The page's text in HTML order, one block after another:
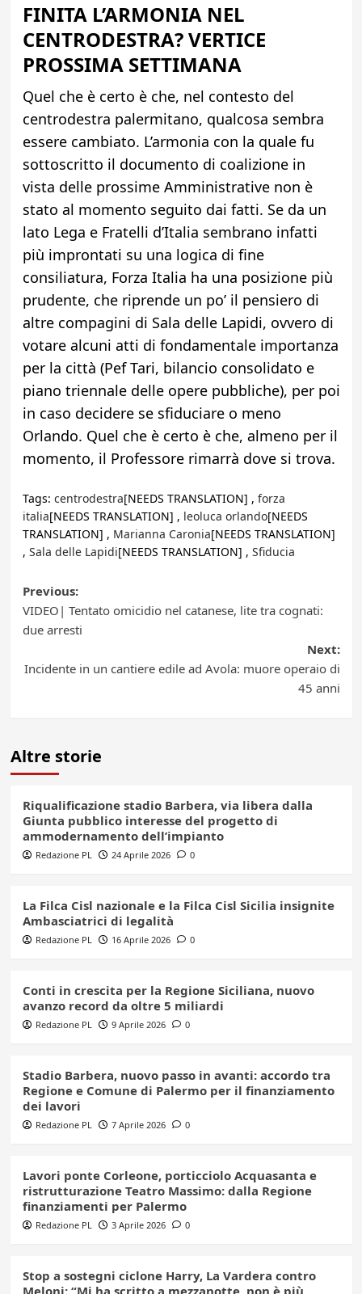
FINITA L’ARMONIA NEL
CENTRODESTRA? VERTICE
PROSSIMA SETTIMANA
Quel che è certo è che, nel contesto del
centrodestra palermitano, qualcosa sembra
essere cambiato. L’armonia con la quale fu
sottoscritto il documento di coalizione in
vista delle prossime Amministrative non è
stato al momento seguito dai fatti. Se da un
lato Lega e Fratelli d’Italia sembrano infatti
più improntati su una logica di fine
consiliatura, Forza Italia ha una posizione più
prudente, che riprende un po’ il pensiero di
altre compagini di Sala delle Lapidi, ovvero di
votare alcuni atti di fondamentale importanza
per la città (Pef Tari, bilancio consolidato e
piano triennale delle opere pubbliche), per poi
in caso decidere se sfiduciare o meno
Orlando. Quel che è certo è che, almeno per il
momento, il Professore rimarrà dove si trova.
Tags: centrodestra[NEEDS TRANSLATION] , forza
italia[NEEDS TRANSLATION] , leoluca orlando[NEEDS
TRANSLATION] , Marianna Caronia[NEEDS TRANSLATION]
, Sala delle Lapidi[NEEDS TRANSLATION] , Sfiducia
Post
navigation
Previous:
VIDEO| Tentato omicidio nel catanese, lite tra cognati:
due arresti
Next:
Incidente in un cantiere edile ad Avola: muore operaio di
45 anni
Altre storie
Riqualificazione stadio Barbera, via libera dalla
Giunta pubblico interesse del progetto di
ammodernamento dell’impianto
Redazione PL 24 Aprile 2026 0
La Filca Cisl nazionale e la Filca Cisl Sicilia insignite
Ambasciatrici di legalità
Redazione PL 16 Aprile 2026 0
Conti in crescita per la Regione Siciliana, nuovo
avanzo record da oltre 5 miliardi
Redazione PL 9 Aprile 2026 0
Stadio Barbera, nuovo passo in avanti: accordo tra
Regione e Comune di Palermo per il finanziamento
dei lavori
Redazione PL 7 Aprile 2026 0
Lavori ponte Corleone, porticciolo Acquasanta e
ristrutturazione Teatro Massimo: dalla Regione
finanziamenti per Palermo
Redazione PL 3 Aprile 2026 0
Stop a sostegni ciclone Harry, La Vardera contro